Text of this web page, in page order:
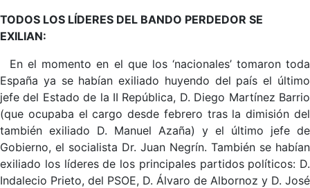
TODOS LOS LÍDERES DEL BANDO PERDEDOR SE
EXILIAN:
En el momento en el que los ‘nacionales’ tomaron toda
España ya se habían exiliado huyendo del país el último
jefe del Estado de la II República, D. Diego Martínez Barrio
(que ocupaba el cargo desde febrero tras la dimisión del
también exiliado D. Manuel Azaña) y el último jefe de
Gobierno, el socialista Dr. Juan Negrín. También se habían
exiliado los líderes de los principales partidos políticos: D.
Indalecio Prieto, del PSOE, D. Álvaro de Albornoz y D. José